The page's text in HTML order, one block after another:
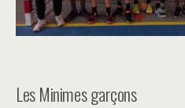
Les Minimes garçons